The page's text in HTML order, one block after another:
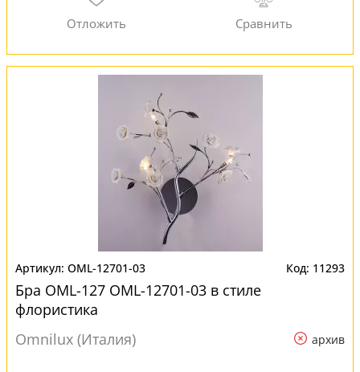
OML-12701-03 11293
Бра OML-127 OML-12701-03 в стиле
флористика
Omnilux (Италия)
архив